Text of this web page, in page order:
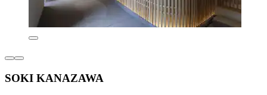
SOKI KANAZAWA